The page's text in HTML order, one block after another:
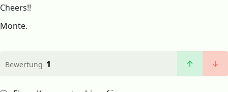
Cheers!!
Monte.
Bewertung 1